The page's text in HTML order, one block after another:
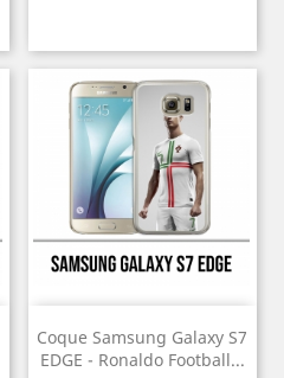
Coque Samsung Galaxy S7
EDGE - Ronaldo Football...